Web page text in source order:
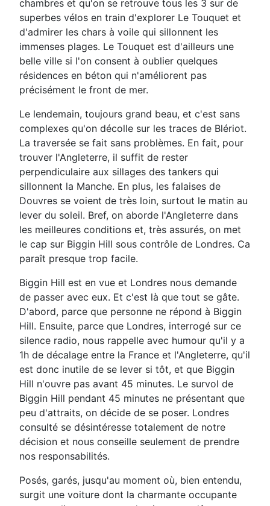
chambres et qu'on se retrouve tous les 3 sur de
superbes vélos en train d'explorer Le Touquet et
d'admirer les chars à voile qui sillonnent les
immenses plages. Le Touquet est d'ailleurs une
belle ville si l'on consent à oublier quelques
résidences en béton qui n'améliorent pas
précisément le front de mer.
Le lendemain, toujours grand beau, et c'est sans
complexes qu'on décolle sur les traces de Blériot.
La traversée se fait sans problèmes. En fait, pour
trouver l'Angleterre, il suffit de rester
perpendiculaire aux sillages des tankers qui
sillonnent la Manche. En plus, les falaises de
Douvres se voient de très loin, surtout le matin au
lever du soleil. Bref, on aborde l'Angleterre dans
les meilleures conditions et, très assurés, on met
le cap sur Biggin Hill sous contrôle de Londres. Ca
paraît presque trop facile.
Biggin Hill est en vue et Londres nous demande
de passer avec eux. Et c'est là que tout se gâte.
D'abord, parce que personne ne répond à Biggin
Hill. Ensuite, parce que Londres, interrogé sur ce
silence radio, nous rappelle avec humour qu'il y a
1h de décalage entre la France et l'Angleterre, qu'il
est donc inutile de se lever si tôt, et que Biggin
Hill n'ouvre pas avant 45 minutes. Le survol de
Biggin Hill pendant 45 minutes ne présentant que
peu d'attraits, on décide de se poser. Londres
consulté se désintéresse totalement de notre
décision et nous conseille seulement de prendre
nos responsabilités.
Posés, garés, jusqu'au moment où, bien entendu,
surgit une voiture dont la charmante occupante